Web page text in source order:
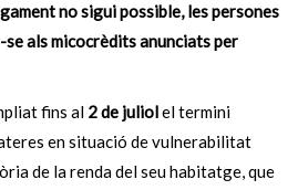
no sigui possible, les persones
als micocrèdits anunciats per
fins al 2 de juliolel termini
en situació de vulnerabilitat
de la renda del seu habitatge, que